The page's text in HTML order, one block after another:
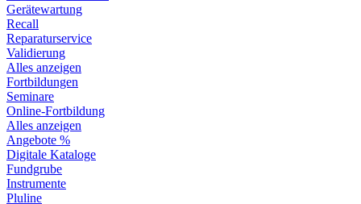
Gerätewartung
Recall
Reparaturservice
Validierung
Alles anzeigen
Fortbildungen
Seminare
Online-Fortbildung
Alles anzeigen
Angebote %
Digitale Kataloge
Fundgrube
Instrumente
Pluline